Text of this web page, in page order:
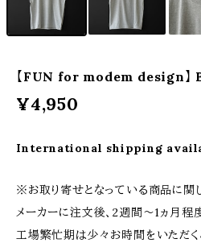
【FUN for modem design
¥4,950
International shipping
※お取り寄せとなっている商品に関
メーカーに注文後、2週間〜1ヵ月程
工場繁忙期は少々お時間をいただく